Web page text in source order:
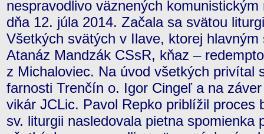
nespravodlivo väznených
dňa 12. júla 2014. Začala sa svätou
Všetkých svätých v Ilave, ktorej
Atanáz Mandzák CSsR, kňaz –
z Michaloviec. Na úvod všetkých privítal
farnosti Trenčín o. Igor Cingeľ a na
vikár JCLic. Pavol Repko priblížil proces
sv. liturgii nasledovala pietna spomienka